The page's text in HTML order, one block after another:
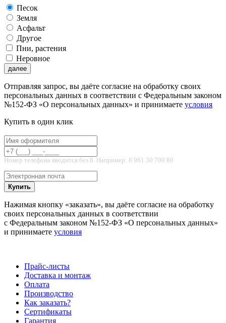
Песок
Земля
Асфальт
Другое
Пни, растения
Неровное
далее
Отправляя запрос, вы даёте согласие на обработку своих
персональных данных в соответствии с Федеральным законом
№152-ФЗ «О персональных данных» и принимаете условия
Купить в один клик
Номер телефона вводится без 8. Например: 8 961 30 700 80
Купить
Нажимая кнопку «заказать», вы даёте согласие на обработку
своих персональных данных в соответствии
с Федеральным законом №152-ФЗ «О персональных данных»
и принимаете условия
Прайс-листы
Доставка и монтаж
Оплата
Производство
Как заказать?
Сертификаты
Гарантия